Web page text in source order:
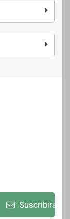
Suscribirse